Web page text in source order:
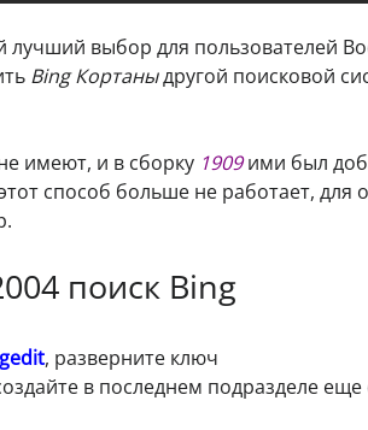
лучший выбор для пользователей
Bing Кортаныдругой поисковой
имеют, и в сборку 1909ими был
способ больше не работает, для
поиск Bing
, разверните ключ
в последнем подразделе